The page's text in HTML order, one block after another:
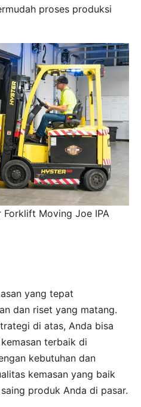
proses produksi
Moving Joe IPA
yang tepat
dan riset yang matang.
di atas, Anda bisa
terbaik di
kebutuhan dan
kemasan yang baik
produk Anda di pasar.